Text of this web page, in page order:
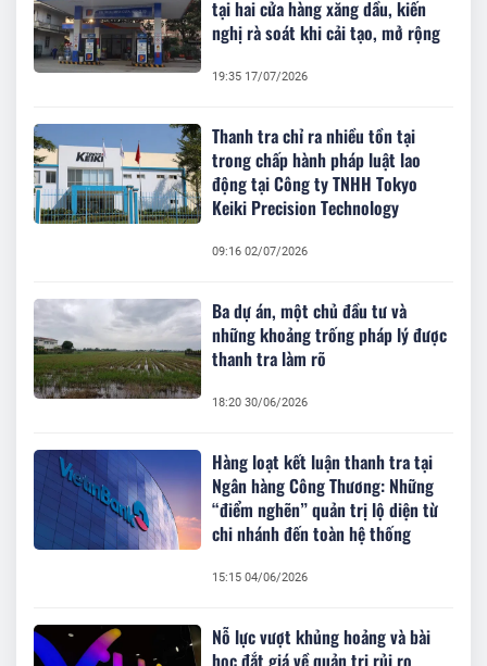
tại hai cửa hàng xăng dầu, kiến
nghị rà soát khi cải tạo, mở rộng
19:35 17/07/2026
Thanh tra chỉ ra nhiều tồn tại
trong chấp hành pháp luật lao
động tại Công ty TNHH Tokyo
Keiki Precision Technology
09:16 02/07/2026
Ba dự án, một chủ đầu tư và
những khoảng trống pháp lý được
thanh tra làm rõ
18:20 30/06/2026
Hàng loạt kết luận thanh tra tại
Ngân hàng Công Thương: Những
“điểm nghẽn” quản trị lộ diện từ
chi nhánh đến toàn hệ thống
15:15 04/06/2026
Nỗ lực vượt khủng hoảng và bài
học đắt giá về quản trị rủi ro